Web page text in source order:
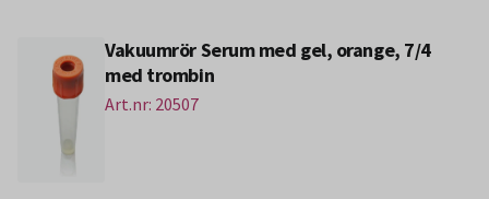
Vakuumrör Serum med gel, orange, 7/4
med trombin
Art.nr: 20507